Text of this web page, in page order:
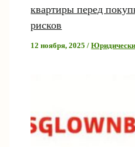
квартиры перед
рисков
12 ноября, 2025/